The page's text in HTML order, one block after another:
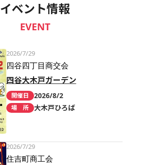
イベント情報
EVENT
2026/7/29
四谷四丁目商交会
四谷大木戸ガーデン
開催日 2026/8/2
場 所 大木戸ひろば
2026/7/29
住吉町商工会